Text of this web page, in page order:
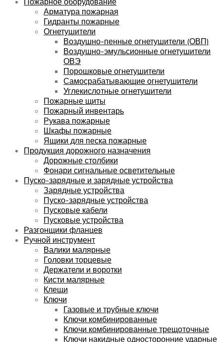
Арматура пожарная
Гидранты пожарные
Огнетушители
Воздушно-пенные огнетушители (ОВП)
Воздушно-эмульсионные огнетушители
ОВЭ
Порошковые огнетушители
Самосрабатывающие огнетушители
Углекислотные огнетушители
Пожарные щиты
Пожарный инвентарь
Рукава пожарные
Шкафы пожарные
Ящики для песка пожарные
Продукция дорожного назначения
Дорожные столбики
Фонари сигнальные осветительные
Пуско-зарядные и зарядные устройства
Зарядные устройства
Пуско-зарядные устройства
Пусковые кабели
Пусковые устройства
Разгонщики фланцев
Ручной инструмент
Валики малярные
Головки торцевые
Держатели и воротки
Кисти малярные
Клещи
Ключи
Газовые и трубные ключи
Ключи комбинированные
Ключи комбинированные трещоточные
Ключи накидные односторонние ударные